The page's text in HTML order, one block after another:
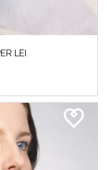
LEI